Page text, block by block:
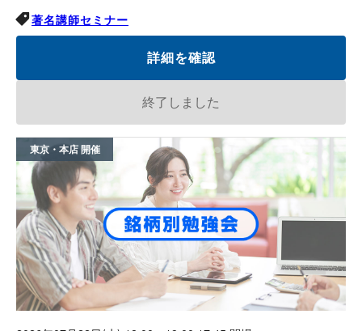
著名講師セミナー
詳細を確認
終了しました
東京・本店